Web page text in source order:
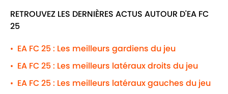
RETROUVEZ LES DERNIÈRES ACTUS AUTOUR D'EA FC
25
• EA FC 25 : Les meilleurs gardiens du jeu
• EA FC 25 : Les meilleurs latéraux droits du jeu
• EA FC 25 : Les meilleurs latéraux gauches du jeu